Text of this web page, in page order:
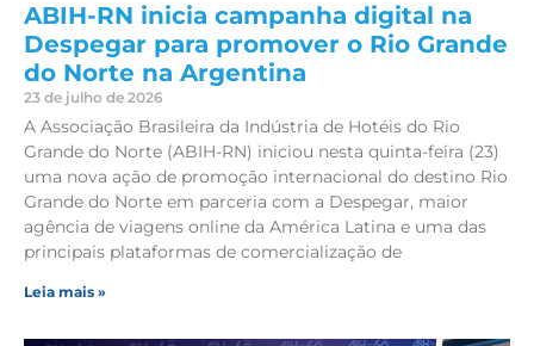
ABIH-RN inicia campanha digital na
Despegar para promover o Rio Grande
do Norte na Argentina
23 de julho de 2026
A Associação Brasileira da Indústria de Hotéis do Rio
Grande do Norte (ABIH-RN) iniciou nesta quinta-feira (23)
uma nova ação de promoção internacional do destino Rio
Grande do Norte em parceria com a Despegar, maior
agência de viagens online da América Latina e uma das
principais plataformas de comercialização de
Leia mais »